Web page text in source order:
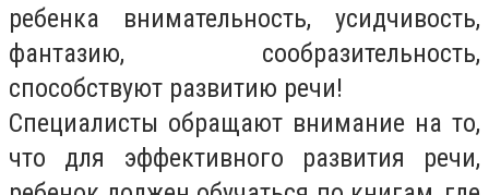
ребенка внимательность, усидчивость,
фантазию, сообразительность,
способствуют развитию речи!
Специалисты обращают внимание на то,
что для эффективного развития речи,